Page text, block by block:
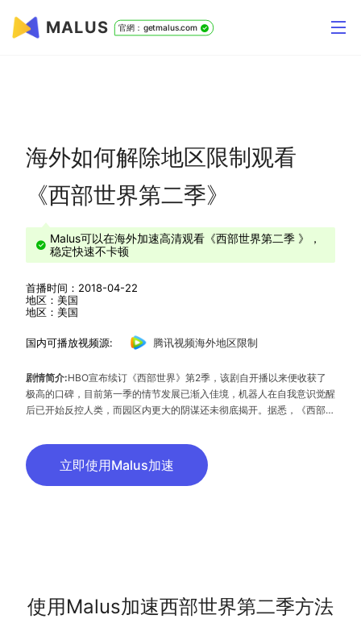
MALUS 官網：getmalus.com
海外如何解除地区限制观看
《西部世界第二季》
Malus可以在海外加速高清观看《西部世界第二季 》，
稳定快速不卡顿
首播时间：2018-04-22
地区：美国
地区：美国
国内可播放视频源: 腾讯视频海外地区限制
剧情简介:HBO宣布续订《西部世界》第2季，该剧自开播以来便收获了
极高的口碑，目前第一季的情节发展已渐入佳境，机器人在自我意识觉醒
后已开始反控人类，而园区内更大的阴谋还未彻底揭开。据悉，《西部世
着手第二季剧本了。
立即使用Malus加速
使用Malus加速西部世界第二季方法